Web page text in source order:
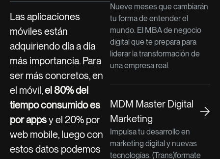
Las aplicaciones
móviles están
adquiriendo día a día
más importancia. Para
ser más concretos, en
el móvil,el 80% del
tiempo consumido es
por appsy el 20% por
web mobile, luego con
estos datos podemos
Nueve meses que cambiarán
tu forma de entender el
mundo. El MBA de negocio
digital que te prepara para
liderar la transformación de
una empresa real.
MDM Master Digital
Marketing
Impulsa tu desarrollo en
marketing digital y nuevas
tecnologías. (Trans)formate